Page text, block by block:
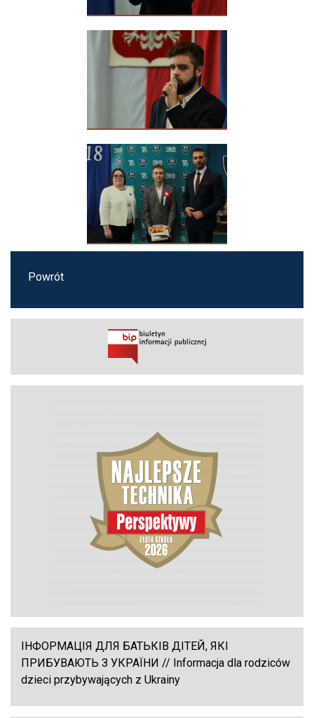
Powrót
ІНФОРМАЦІЯ ДЛЯ БАТЬКІВ ДІТЕЙ, ЯКІ
ПРИБУВАЮТЬ З УКРАЇНИ // Informacja dla rodziców
dzieci przybywających z Ukrainy